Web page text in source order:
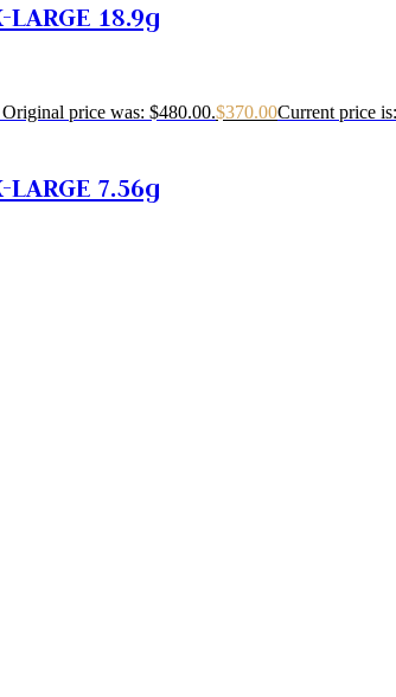
18.9g
Original price was: $480.00.$370.00Current price
7.56g